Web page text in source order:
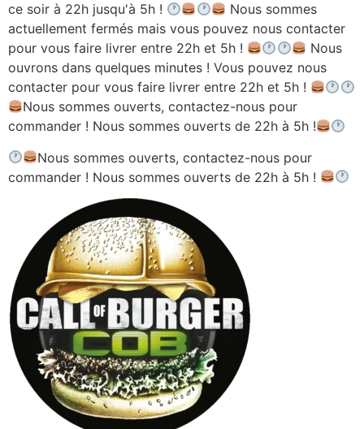
ce soir à 22h jusqu'à 5h !
Nous sommes
actuellement fermés mais vous pouvez nous contacter
pour vous faire livrer entre 22h et 5h !
Nous
ouvrons dans quelques minutes ! Vous pouvez nous
contacter pour vous faire livrer entre 22h et 5h !
Nous sommes ouverts, contactez-nous pour
commander ! Nous sommes ouverts de 22h à 5h !
Nous sommes ouverts, contactez-nous pour
commander ! Nous sommes ouverts de 22h à 5h !